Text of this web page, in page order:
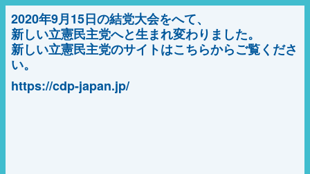
2020年9月15日の結党大会をへて、
新しい立憲民主党へと生まれ変わりました。
新しい立憲民主党のサイトはこちらからご覧くださ
い。
https://cdp-japan.jp/